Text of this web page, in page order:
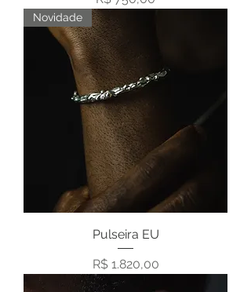
Novidade
Pulseira EU
Preço
R$ 1.820,00